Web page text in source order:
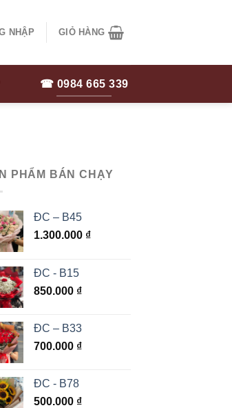
NHẬP GIỎ HÀNG
☎ 0984 665 339
PHẨM BÁN CHẠY
ĐC – B45
1.300.000 ₫
ĐC - B15
850.000 ₫
ĐC – B33
700.000 ₫
ĐC - B78
500.000 ₫